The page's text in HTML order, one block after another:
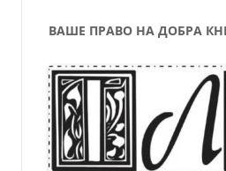
ВАШЕ ПРАВО НА ДОБРА